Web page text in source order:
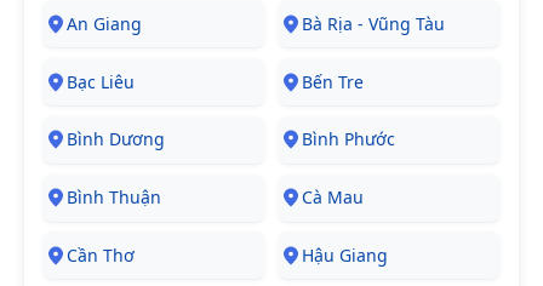
An Giang Bà Rịa - Vũng Tàu
Bạc Liêu Bến Tre
Bình Dương Bình Phước
Bình Thuận Cà Mau
Cần Thơ Hậu Giang